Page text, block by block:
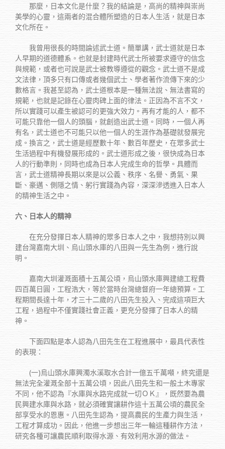
那麼，日本文化是什麼？我的結論是，高尚的精神與崇尚
美學的心靈，這兩者的混合體所塑造的日本人生活，就是日本
文化所在。
我曾用很長的時間論述武士道。簡單講，武士道就是日本
人早期的道德體系。也就是封建時代武士所被要求遵守的信念
與規範，或者也可說是武士被教導遵從的觀念。武士道不是成
文法律，頂多只有口傳或者幾個武士、學者著作流傳下來的少
數格言。我甚至認為，武士道根本是一種無法說、無法書寫的
規範，也就是記錄在心靈肉碑上面的律法。正因為不言不文，
所以實踐可以產生被認可的更強大效力。再有才能的人，都不
可能只靠他一個人的頭腦，就創造出武士道。同時，一個人再
有名，武士道也不可能只以他一個人的生涯作為基礎就發展完
成。換言之，武士道是經歷數十年、數百年歷史，在眾多武士
生活過程中有機發展形成的。武士道形成之後，很快成為日本
人的行動準則，同時也成為日本人完成生命的哲學。具體而
言，武士道精神長期以來是以公義、秩序、名譽、勇氣、果
斷、豪邁、側隱之情、躬行實踐為內容，深深滲透進入日本人
的精神生活之中。
六、日本人的精神
在充分發揮日本人精神的眾多日本人之中，我想持別以興
建台灣嘉南大圳、烏山頭水庫的八田與一先生為例，進行說
明。
嘉南大圳灌溉面積十五萬公頃，烏山頭水庫興建總工程費
四百萬日圓，工程浩大，等於當時台灣總督府一年總預算。工
程期間長達十年，才三十二歲的八田先生投入、完成這項巨大
工程，過程中不僅實踐社會正義，更充分發揮了日本人的精
神。
下面四點是本人認為八田先生在工程進展中，最具代表性
的表現：
(一)烏山頭水庫興濁水溪取水合計一億五千萬噸，終究還是
無法完全灌溉全部十五萬公頃，因此八田先生和一般土木專家
不同，他不認為『水庫與水路完成就一切ＯＫ』，既然要為農
民興建水庫與水路，就必須確實讓耕作這十五萬公頃的農民全
部享受水的恩惠。八田先生認為，提高農民的生產力與生活，
工程才算成功。因此，他進一步想出三年一輪這種耕作方法，
研究各種可讓農民順利取得水源、有效利用水源的做法。